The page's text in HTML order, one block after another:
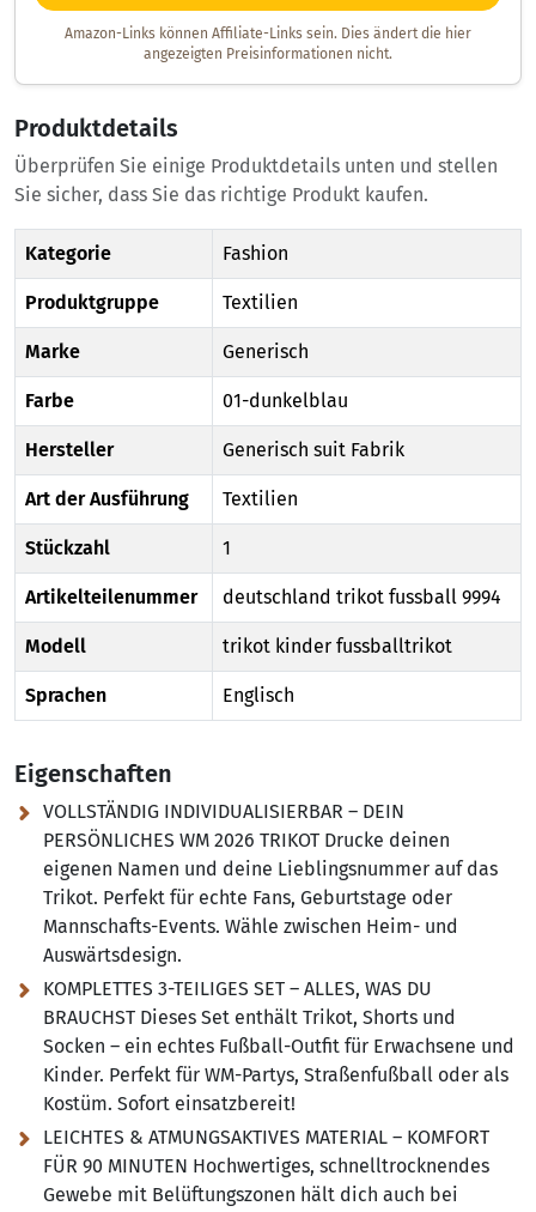
Amazon-Links können Affiliate-Links sein. Dies ändert die hier
angezeigten Preisinformationen nicht.
Produktdetails
Überprüfen Sie einige Produktdetails unten und stellen
Sie sicher, dass Sie das richtige Produkt kaufen.
Kategorie Fashion
Produktgruppe Textilien
Marke Generisch
Farbe 01-dunkelblau
Hersteller Generisch suit Fabrik
Art der Ausführung Textilien
Stückzahl 1
Artikelteilenummer deutschland trikot fussball 9994
Modell trikot kinder fussballtrikot
Sprachen Englisch
Eigenschaften
VOLLSTÄNDIG INDIVIDUALISIERBAR – DEIN
PERSÖNLICHES WM 2026 TRIKOT Drucke deinen
eigenen Namen und deine Lieblingsnummer auf das
Trikot. Perfekt für echte Fans, Geburtstage oder
Mannschafts-Events. Wähle zwischen Heim- und
Auswärtsdesign.
KOMPLETTES 3-TEILIGES SET – ALLES, WAS DU
BRAUCHST Dieses Set enthält Trikot, Shorts und
Socken – ein echtes Fußball-Outfit für Erwachsene und
Kinder. Perfekt für WM-Partys, Straßenfußball oder als
Kostüm. Sofort einsatzbereit!
LEICHTES & ATMUNGSAKTIVES MATERIAL – KOMFORT
FÜR 90 MINUTEN Hochwertiges, schnelltrocknendes
Gewebe mit Belüftungszonen hält dich auch bei